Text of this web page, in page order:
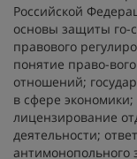
Российской
основы защиты го-
правового
понятие право-
отношений;
в сфере
лицензирование
деятельности;
антимонопольного